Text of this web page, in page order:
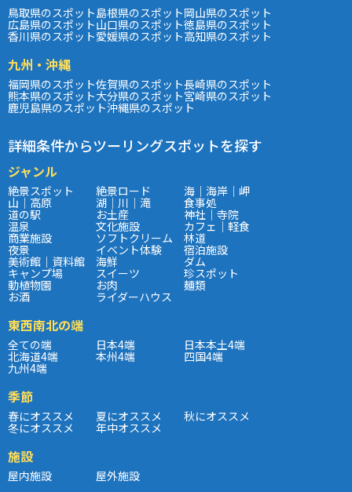
鳥取県のスポット島根県のスポット岡山県のスポット
広島県のスポット山口県のスポット徳島県のスポット
香川県のスポット愛媛県のスポット高知県のスポット
九州・沖縄
福岡県のスポット佐賀県のスポット長崎県のスポット
熊本県のスポット大分県のスポット宮崎県のスポット
鹿児島県のスポット沖縄県のスポット
詳細条件からツーリングスポットを探す
ジャンル
絶景スポット 絶景ロード 海｜海岸｜岬
山｜高原 湖｜川｜滝 食事処
道の駅 お土産 神社｜寺院
温泉 文化施設 カフェ｜軽食
商業施設 ソフトクリーム 林道
夜景 イベント体験 宿泊施設
美術館｜資料館 海鮮 ダム
キャンプ場 スイーツ 珍スポット
動植物園 お肉 麺類
お酒 ライダーハウス
東西南北の端
全ての端 日本4端 日本本土4端
北海道4端 本州4端 四国4端
九州4端
季節
春にオススメ 夏にオススメ 秋にオススメ
冬にオススメ 年中オススメ
施設
屋内施設 屋外施設